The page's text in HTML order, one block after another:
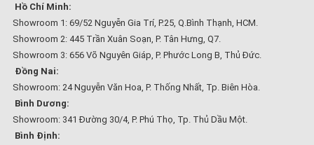
Hồ Chí Minh:
Showroom 1: 69/52 Nguyễn Gia Trí, P.25, Q.Bình Thạnh, HCM.
Showroom 2: 445 Trần Xuân Soạn, P. Tân Hưng, Q7.
Showroom 3: 656 Võ Nguyên Giáp, P. Phước Long B, Thủ Đức.
Đồng Nai:
Showroom: 24 Nguyễn Văn Hoa, P. Thống Nhất, Tp. Biên Hòa.
Bình Dương:
Showroom: 341 Đường 30/4, P. Phú Thọ, Tp. Thủ Dầu Một.
Bình Định: